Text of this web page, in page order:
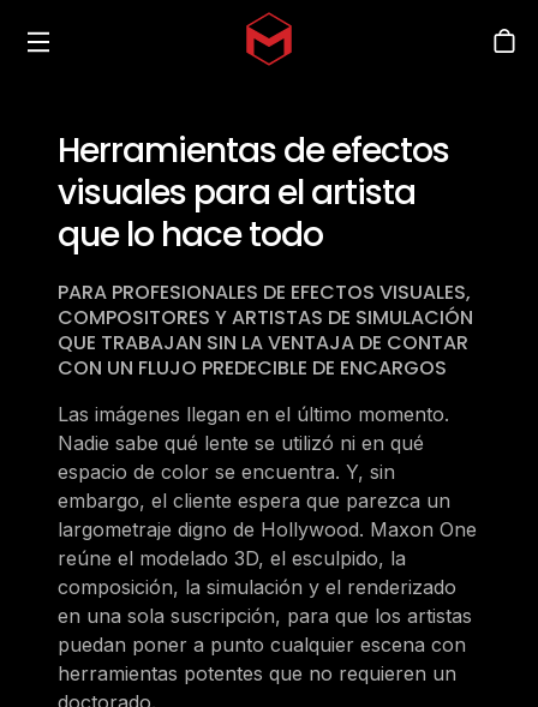
Skip to main content
Herramientas de efectos
visuales para el artista
que lo hace todo
PARA PROFESIONALES DE EFECTOS VISUALES,
COMPOSITORES Y ARTISTAS DE SIMULACIÓN
QUE TRABAJAN SIN LA VENTAJA DE CONTAR
CON UN FLUJO PREDECIBLE DE ENCARGOS
Las imágenes llegan en el último momento.
Nadie sabe qué lente se utilizó ni en qué
espacio de color se encuentra. Y, sin
embargo, el cliente espera que parezca un
largometraje digno de Hollywood. Maxon One
reúne el modelado 3D, el esculpido, la
composición, la simulación y el renderizado
en una sola suscripción, para que los artistas
puedan poner a punto cualquier escena con
herramientas potentes que no requieren un
doctorado.